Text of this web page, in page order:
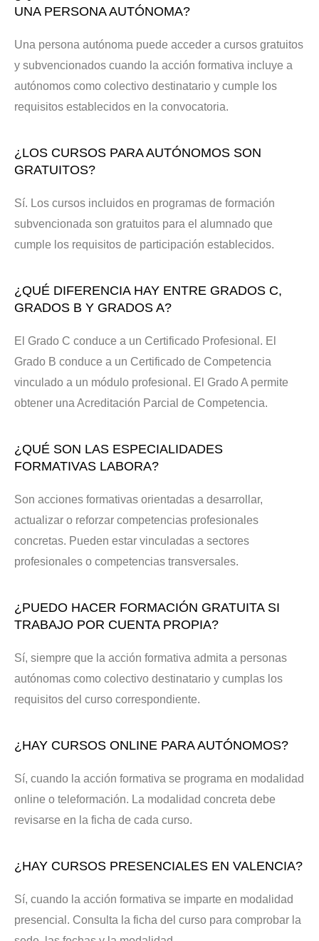
UNA PERSONA AUTÓNOMA?
Una persona autónoma puede acceder a cursos gratuitos
y subvencionados cuando la acción formativa incluye a
autónomos como colectivo destinatario y cumple los
requisitos establecidos en la convocatoria.
¿LOS CURSOS PARA AUTÓNOMOS SON
GRATUITOS?
Sí. Los cursos incluidos en programas de formación
subvencionada son gratuitos para el alumnado que
cumple los requisitos de participación establecidos.
¿QUÉ DIFERENCIA HAY ENTRE GRADOS C,
GRADOS B Y GRADOS A?
El Grado C conduce a un Certificado Profesional. El
Grado B conduce a un Certificado de Competencia
vinculado a un módulo profesional. El Grado A permite
obtener una Acreditación Parcial de Competencia.
¿QUÉ SON LAS ESPECIALIDADES
FORMATIVAS LABORA?
Son acciones formativas orientadas a desarrollar,
actualizar o reforzar competencias profesionales
concretas. Pueden estar vinculadas a sectores
profesionales o competencias transversales.
¿PUEDO HACER FORMACIÓN GRATUITA SI
TRABAJO POR CUENTA PROPIA?
Sí, siempre que la acción formativa admita a personas
autónomas como colectivo destinatario y cumplas los
requisitos del curso correspondiente.
¿HAY CURSOS ONLINE PARA AUTÓNOMOS?
Sí, cuando la acción formativa se programa en modalidad
online o teleformación. La modalidad concreta debe
revisarse en la ficha de cada curso.
¿HAY CURSOS PRESENCIALES EN VALENCIA?
Sí, cuando la acción formativa se imparte en modalidad
presencial. Consulta la ficha del curso para comprobar la